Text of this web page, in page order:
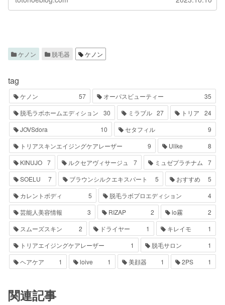
ケノン 脱毛器 ケノン
tag
ケノン 57 オーパスビューティー
35
脱毛ラボホームエディション
30 ミラブル 27 トリア
24
JOVSdora
10 セタフィル
9
トリアスキンエイジングケアレーザー
9 Ulike
8
KINUJO 7 ルクセアヴィサージュ 7 ミュゼプラチナム
7
SOELU
7 ブラウンシルクエキスパート 5 おすすめ
5
カレントボディ
5 脱毛ラボプロエディション
4
芸能人美容情報
3 RIZAP 2 io霧
2
スムーズスキン
2 ドライヤー 1 キレイモ
1
トリアエイジングケアレーザー
1 脱毛サロン
1
ヘアケア
1 loive 1 美顔器 1 2PS 1
関連記事